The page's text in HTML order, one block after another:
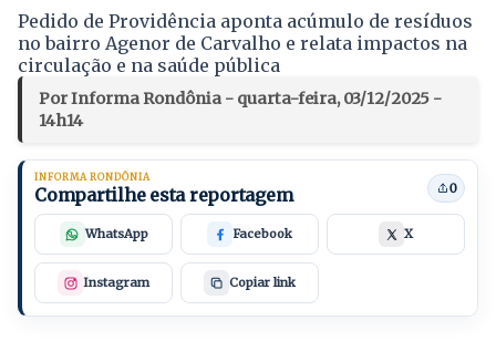
Pedido de Providência aponta acúmulo de resíduos
no bairro Agenor de Carvalho e relata impactos na
circulação e na saúde pública
Por Informa Rondônia - quarta-feira, 03/12/2025 -
14h14
INFORMA RONDÔNIA
Compartilhe esta reportagem 0
WhatsApp Facebook X
Instagram Copiar link